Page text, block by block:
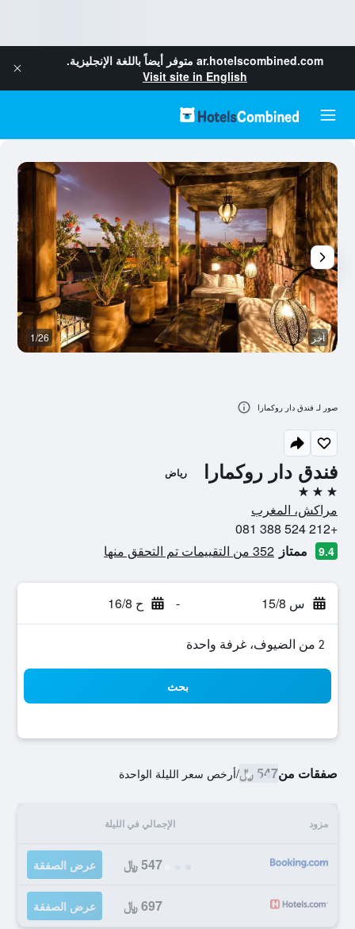
ar.hotelscombined.com متوفر أيضاً باللغة الإنجليزية.
Visit site in English
فندق دار روكمارا رياض
3 نجوم
مراكش، المغرب
+212 524 388 081
9.4 ممتاز 352 من التقييمات تم التحقق منها
س 15/8 - ح 16/8
2 من الضيوف، غرفة واحدة
بحث
صفقات من547 ﷼ /أرخص سعر الليلة الواحدة
مزود الإجمالي في الليلة
547 ﷼ عرض الصفقة
697 ﷼ عرض الصفقة
آخر 1/26
صور لـ فندق دار روكمارا